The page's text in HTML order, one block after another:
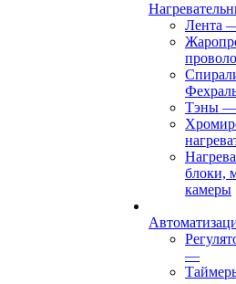
Лента
Тэны —
блоки,
камеры
—